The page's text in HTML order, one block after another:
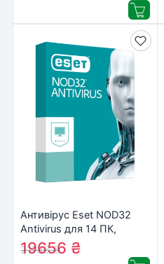
Антивірус Eset NOD32
Antivirus для 14 ПК,
лицензия на 3year
(16_14_3)
21136₴
19656 ₴